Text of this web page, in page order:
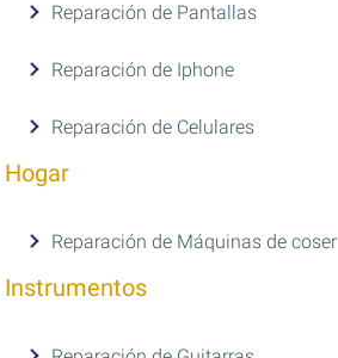
Reparación de Pantallas
Reparación de Iphone
Reparación de Celulares
Hogar
Reparación de Máquinas de coser
Instrumentos